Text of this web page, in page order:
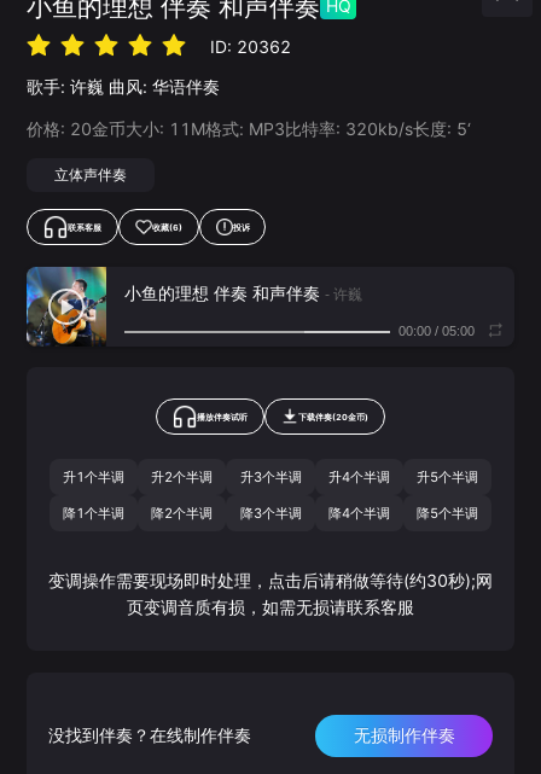
小鱼的理想 伴奏 和声伴奏 HQ
ID: 20362
歌手: 许巍 曲风: 华语伴奏
价格: 20金币大小: 11 M格式: MP3比特率: 320kb/s长度: 5‘
立体声伴奏
联系客服 收藏(6) 投诉
小鱼的理想 伴奏 和声伴奏 - 许巍
00:00/ 05:00
播放伴奏试听 下载伴奏(20金币)
升1个半调 升2个半调 升3个半调 升4个半调 升5个半调
降1个半调 降2个半调 降3个半调 降4个半调 降5个半调
变调操作需要现场即时处理，点击后请稍做等待(约30秒);网
页变调音质有损，如需无损请联系客服
没找到伴奏？在线制作伴奏 无损制作伴奏